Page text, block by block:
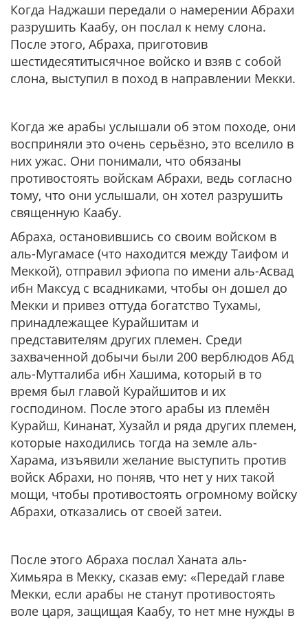
Когда Наджаши передали о намерении Абрахи
разрушить Каабу, он послал к нему слона.
После этого, Абраха, приготовив
шестидесятитысячное войско и взяв с собой
слона, выступил в поход в направлении Мекки.
Когда же арабы услышали об этом походе, они
восприняли это очень серьёзно, это вселило в
них ужас. Они понимали, что обязаны
противостоять войскам Абрахи, ведь согласно
тому, что они услышали, он хотел разрушить
священную Каабу.
Абраха, остановившись со своим войском в
аль-Мугамасе (что находится между Таифом и
Меккой), отправил эфиопа по имени аль-Асвад
ибн Максуд с всадниками, чтобы он дошел до
Мекки и привез оттуда богатство Тухамы,
принадлежащее Курайшитам и
представителям других племен. Среди
захваченной добычи были 200 верблюдов Абд
аль-Мутталиба ибн Хашима, который в то
время был главой Курайшитов и их
господином. После этого арабы из племён
Курайш, Кинанат, Хузайл и ряда других племен,
которые находились тогда на земле аль-
Харама, изъявили желание выступить против
войск Абрахи, но поняв, что нет у них такой
мощи, чтобы противостоять огромному войску
Абрахи, отказались от своей затеи.
После этого Абраха послал Ханата аль-
Химьяра в Мекку, сказав ему: «Передай главе
Мекки, если арабы не станут противостоять
воле царя, защищая Каабу, то нет мне нужды в